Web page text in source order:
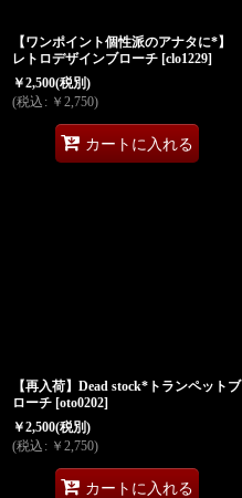
【ワンポイント個性派のアナタに*】
レトロデザインブローチ [clo1229]
￥2,500(税別)
(税込 : ￥ 2,750)
カートに入れる
【再入荷】Dead stock*トランペットブ
ローチ [oto0202]
￥2,500(税別)
(税込 : ￥ 2,750)
カートに入れる